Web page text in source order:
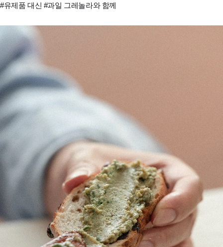
#유제품 대신 #과일 그레놀라와 함께